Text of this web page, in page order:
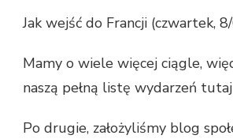
Jak wejść do Francji (czwartek,
Mamy o wiele więcej ciągle,
naszą pełną listę wydarzeń
Po drugie, założyliśmy blog